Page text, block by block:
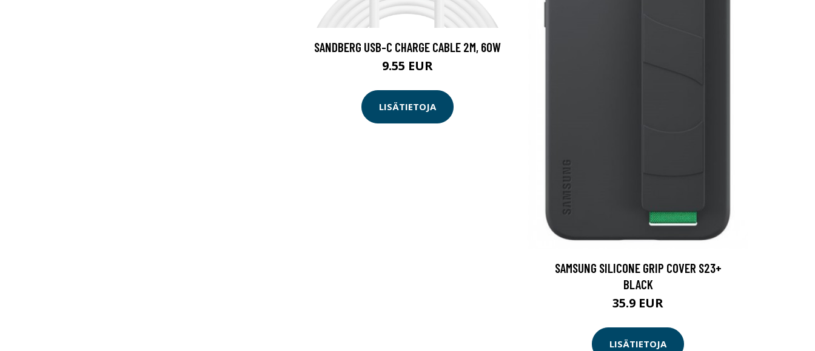
SANDBERG USB-C CHARGE CABLE 2M, 60W
9.55 EUR
LISÄTIETOJA
SAMSUNG SILICONE GRIP COVER S23+
BLACK
35.9 EUR
LISÄTIETOJA